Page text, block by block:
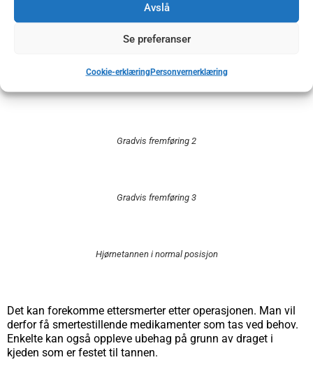
Avslå
Se preferanser
Cookie-erklæringPersonvernerklæring
Gradvis fremføring 2
Gradvis fremføring 3
Hjørnetannen i normal posisjon
Det kan forekomme ettersmerter etter operasjonen. Man vil
derfor få smertestillende medikamenter som tas ved behov.
Enkelte kan også oppleve ubehag på grunn av draget i
kjeden som er festet til tannen.